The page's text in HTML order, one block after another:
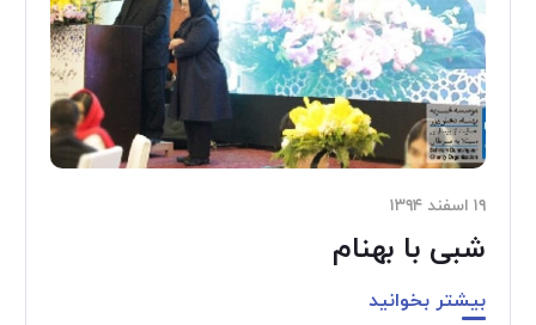
۱۹ اسفند ۱۳۹۴
شبی با بهنام
بیشتر بخوانید